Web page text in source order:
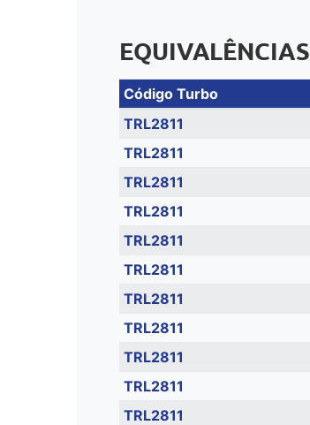
EQUIVALÊNCIAS
Código Turbo
TRL2811
TRL2811
TRL2811
TRL2811
TRL2811
TRL2811
TRL2811
TRL2811
TRL2811
TRL2811
TRL2811